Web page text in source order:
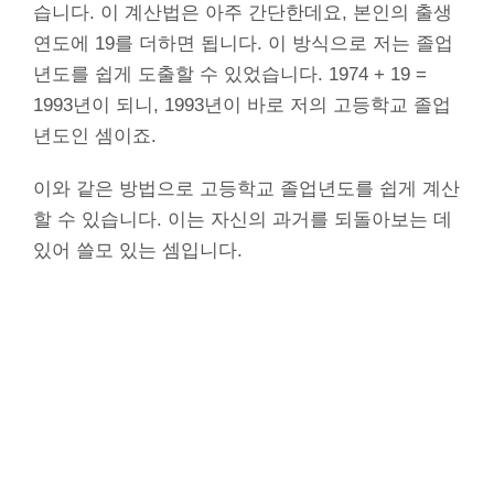
습니다. 이 계산법은 아주 간단한데요, 본인의 출생
연도에 19를 더하면 됩니다. 이 방식으로 저는 졸업
년도를 쉽게 도출할 수 있었습니다. 1974 + 19 =
1993년이 되니, 1993년이 바로 저의 고등학교 졸업
년도인 셈이죠.
이와 같은 방법으로 고등학교 졸업년도를 쉽게 계산
할 수 있습니다. 이는 자신의 과거를 되돌아보는 데
있어 쓸모 있는 셈입니다.